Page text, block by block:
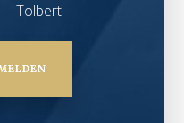
Tolbert